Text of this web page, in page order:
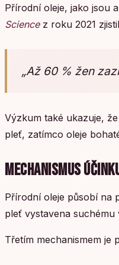
Přírodní oleje, jako jsou
Sciencez roku 2021
„Až 60 % žen
Výzkum také ukazuje,
pleť, zatímco oleje
MECHANISMUS
Přírodní oleje působí na
pleť vystavena
Třetím mechanismem je